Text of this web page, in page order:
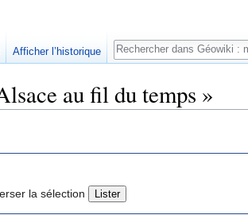
au fil du temps »
la sélection
Afficher l’historique
Rechercher